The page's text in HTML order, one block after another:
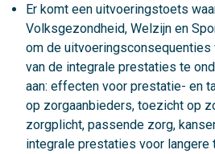
Er komt een uitvoeringstoets
Volksgezondheid, Welzijn en
om de uitvoeringsconsequenties
van de integrale prestaties te
aan: effecten voor prestatie- en
op zorgaanbieders, toezicht op
zorgplicht, passende zorg,
integrale prestaties voor langere